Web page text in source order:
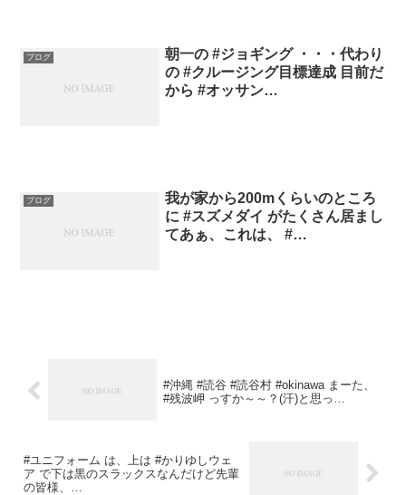
ブログ
朝一の #ジョギング ・・・代わり
の #クルージング目標達成 目前だ
から #オッサン…
ブログ
我が家から200mくらいのところ
に #スズメダイ がたくさん居まし
てあぁ、これは、 #…
#沖縄 #読谷 #読谷村 #okinawa まーた、
#残波岬 っすか～～？(汗)と思っ…
#ユニフォーム は、上は #かりゆしウェ
ア で下は黒のスラックスなんだけど先輩
の皆様、…